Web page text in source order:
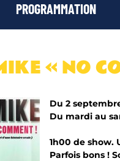
PROGRAMMATION
« NO
Du 2
Du mardi au
1h00 de show.
Parfois bons !